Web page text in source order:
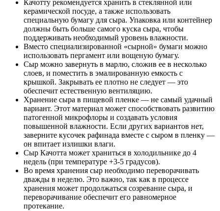
Качотту рекомендуется хранить в стеклянной или
керамической посуде, а также использовать
специальную бумагу для сыра. Упаковка или контейнер
должны быть больше самого куска сыра, чтобы
поддерживать необходимый уровень влажности.
Вместо специализированной «сырной» бумаги можно
использовать пергамент или вощеную бумагу.
Сыр можно завернуть в марлю, сложив ее в несколько
слоев, и поместить в эмалированную емкость с
крышкой. Закрывать ее плотно не следует — это
обеспечит естественную вентиляцию.
Хранение сыра в пищевой пленке — не самый удачный
вариант. Этот материал может способствовать развитию
патогенной микрофлоры и создавать условия
повышенной влажности. Если других вариантов нет,
заверните кусочек рафинада вместе с сыром в пленку —
он впитает излишки влаги.
Сыр Качотта может храниться в холодильнике до 4
недель (при температуре +3-5 градусов).
Во время хранения сыр необходимо переворачивать
дважды в неделю. Это важно, так как в процессе
хранения может продолжаться созревание сыра, и
переворачивание обеспечит его равномерное
протекание.